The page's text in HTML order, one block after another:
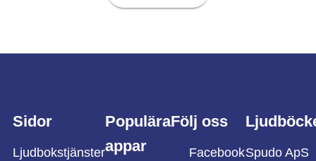
Sidor
Ljudbokstjänster
Populära
appar
Följ oss
FacebookSpudo ApS